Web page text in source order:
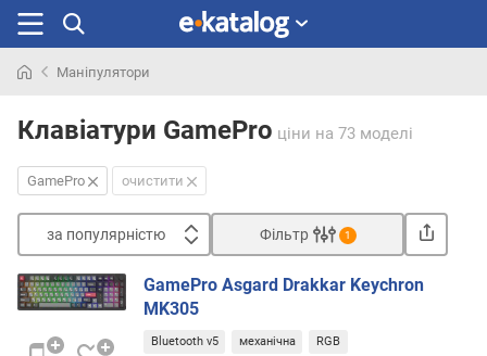
раніше
Маніпулятори
Клавіатури GamePro ціни на 73 моделі
GamePro очистити
за популярністю
з
п
Фільтр 1
GamePro Asgard Drakkar Keychron
MK305
Bluetooth v5 механічна RGB